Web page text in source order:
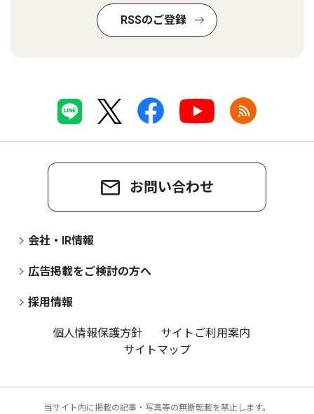
RSSのご登録
お問い合わせ
会社・IR情報
広告掲載をご検討の方へ
採用情報
個人情報保護方針
サイトご利用案内
サイトマップ
当サイト内に掲載の記事・写真等の無断転載を禁止します。